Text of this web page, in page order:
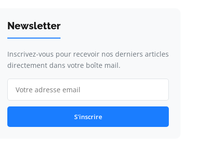
Newsletter
Inscrivez-vous pour recevoir nos derniers articles
directement dans votre boîte mail.
S'inscrire